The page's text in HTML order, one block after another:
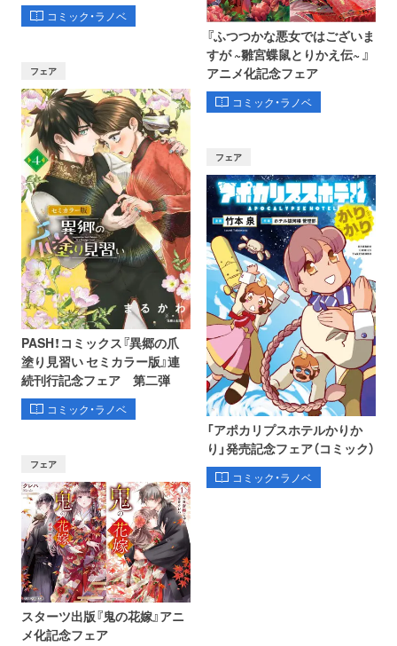
コミック・ラノベ
フェア
PASH！コミックス『異郷の爪
塗り見習い セミカラー版』連
続刊行記念フェア 第二弾
コミック・ラノベ
『ふつつかな悪女ではございま
すが ~雛宮蝶鼠とりかえ伝~ 』
アニメ化記念フェア
コミック・ラノベ
フェア
スターツ出版『鬼の花嫁』アニ
メ化記念フェア
フェア
「アポカリプスホテルかりか
り」発売記念フェア（コミック）
コミック・ラノベ